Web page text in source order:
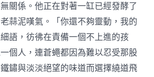
關係。他正在對著一缸已經發酵了
蒜泥嘆氣。「你還不夠靈動，我的
語，彷彿在責備一個不上進的孩
個人，連蒼蠅都因為難以忍受那股
鏽與淡淡絕望的味道而選擇繞道飛